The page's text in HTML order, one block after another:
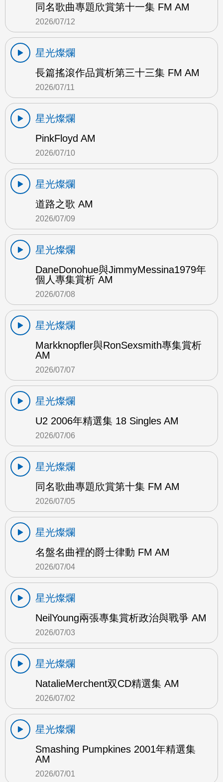
同名歌曲專題欣賞第十一集 FM AM
2026/07/12
星光燦爛
長篇搖滾作品賞析第三十三集 FM AM
2026/07/11
星光燦爛
PinkFloyd AM
2026/07/10
星光燦爛
道路之歌 AM
2026/07/09
星光燦爛
DaneDonohue與JimmyMessina1979年
個人專集賞析 AM
2026/07/08
星光燦爛
Markknopfler與RonSexsmith專集賞析
AM
2026/07/07
星光燦爛
U2 2006年精選集 18 Singles AM
2026/07/06
星光燦爛
同名歌曲專題欣賞第十集 FM AM
2026/07/05
星光燦爛
名盤名曲裡的爵士律動 FM AM
2026/07/04
星光燦爛
NeilYoung兩張專集賞析政治與戰爭 AM
2026/07/03
星光燦爛
NatalieMerchent双CD精選集 AM
2026/07/02
星光燦爛
Smashing Pumpkines 2001年精選集
AM
2026/07/01